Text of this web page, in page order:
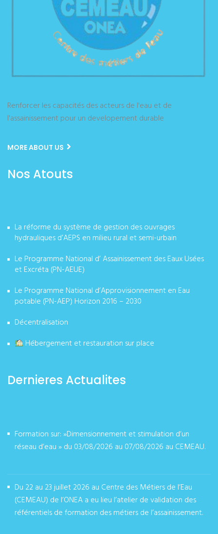
Renforcer les capacités des acteurs de l'eau et de
l'assainissement pour un developement durable
MORE ABOUT US
Nos Atouts
La réforme du système de gestion des ouvrages
hydrauliques d’AEPS en milieu rural et semi-urbain
Le Programme National d’ Assainissement des Eaux Usées
et Excréta (PN-AEUE)
Le Programme National d’Approvisionnement en Eau
potable (PN-AEP) Horizon 2016 – 2030
Décentralisation
Hébergement et restauration sur place
Dernieres Actualites
Formation sur: »Dimensionnement et stimulation d’un
réseau d’eau » du 03/08/2026 au 07/08/2026 au CEMEAU.
Du 22 au 23 juillet 2026 au Centre des Métiers de l’Eau
(CEMEAU) de l’ONEA a eu lieu l’atelier de validation des
référentiels de formation des métiers de l’assainissement.